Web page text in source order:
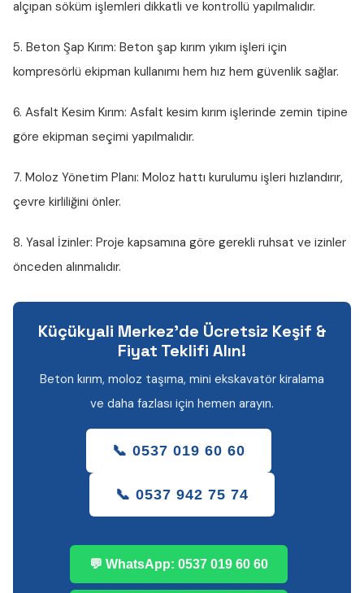
alçıpan söküm işlemleri dikkatli ve kontrollü yapılmalıdır.
5. Beton Şap Kırım: Beton şap kırım yıkım işleri için
kompresörlü ekipman kullanımı hem hız hem güvenlik sağlar.
6. Asfalt Kesim Kırım: Asfalt kesim kırım işlerinde zemin tipine
göre ekipman seçimi yapılmalıdır.
7. Moloz Yönetim Planı: Moloz hattı kurulumu işleri hızlandırır,
çevre kirliliğini önler.
8. Yasal İzinler: Proje kapsamına göre gerekli ruhsat ve izinler
önceden alınmalıdır.
Küçükyali Merkez'de Ücretsiz Keşif &
Fiyat Teklifi Alın!
Beton kırım, moloz taşıma, mini ekskavatör kiralama
ve daha fazlası için hemen arayın.
📞 0537 019 60 60
📞 0537 942 75 74
💬 WhatsApp: 0537 019 60 60